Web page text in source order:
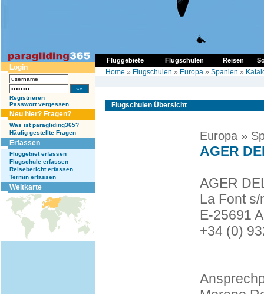
Fluggebiete Flugschulen Reisen
Login
Registrieren
Passwort vergessen
Neu hier? Fragen?
Was ist paragliding365?
Häufig gestellte Fragen
Erfassen
Fluggebiet erfassen
Flugschule erfassen
Reisebericht erfassen
Termin erfassen
Weltkarte
Home » Flugschulen » Europa » Spanien »
Flugschulen Übersicht
Europa »
AGER
AGER
La Font s/
E-25691
+34 (0)